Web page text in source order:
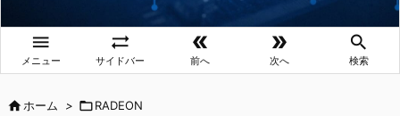

メニュー

サイドバー

前へ

次へ

検索
ホーム > RADEON